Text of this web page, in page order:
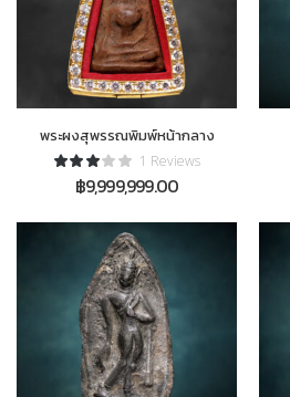
พระผงสุพรรณพิมพ์หน้ากลาง
1 Reviews
฿9,999,999.00